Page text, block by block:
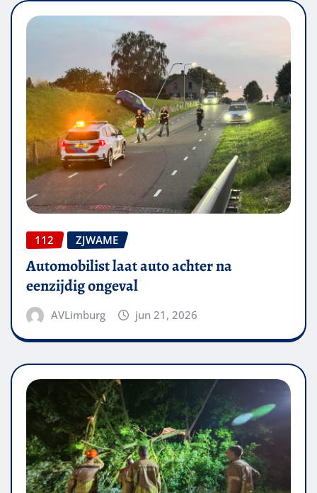
112 ZJWAME
Automobilist laat auto achter na
eenzijdig ongeval
AVLimburg jun 21, 2026